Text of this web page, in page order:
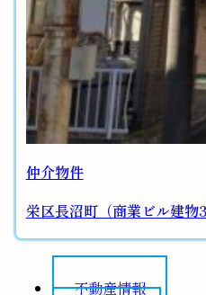
仲介物件
栄区長沼町（商業ビル建物
不動産情報